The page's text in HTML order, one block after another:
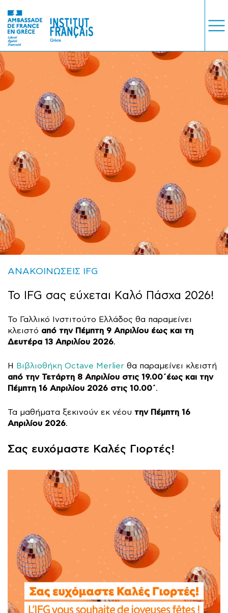
ΕΞΕΤΑΣΕΙΣ
ΣΠΟΥΔΕΣ
ΣΥΝΕΡΓΕΙΕΣ
ΒΙΒΛΙΟΘΗΚΗ
ΑΝΑΚΟΙΝΩΣΕΙΣ IFG
Το IFG σας εύχεται Καλό Πάσχα 2026!
Το Γαλλικό Ινστιτούτο Ελλάδος θα παραμείνει
κλειστό από την Πέμπτη 9 Απριλίου έως και τη
Δευτέρα 13 Απριλίου 2026.
Η Βιβλιοθήκη Octave Merlier θα παραμείνει κλειστή
από την Τετάρτη 8 Απριλίου στις 19.00΄έως και την
Πέμπτη 16 Απριλίου 2026 στις 10.00΄.
Τα μαθήματα ξεκινούν εκ νέου την Πέμπτη 16
Απριλίου 2026.
Σας ευχόμαστε Καλές Γιορτές!